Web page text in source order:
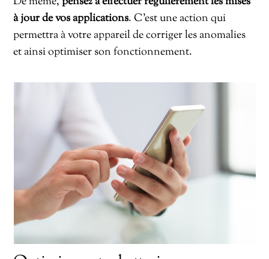
à jour de vos applications. C’est une action qui
permettra à votre appareil de corriger les anomalies
et ainsi optimiser son fonctionnement.